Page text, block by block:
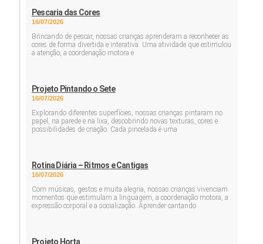
Pescaria das Cores
16/07/2026
Brincando de pescar, nossas crianças aprenderam a reconhecer as
cores de forma divertida e interativa. Uma atividade que estimulou
a atenção, a coordenação motora e
Projeto Pintando o Sete
16/07/2026
Explorando diferentes superfícies, nossas crianças pintaram no
papel, na parede e na lixa, descobrindo novas texturas, cores e
possibilidades de criação. Cada pincelada é uma
Rotina Diária – Ritmos e Cantigas
16/07/2026
Com músicas, gestos e muita alegria, nossas crianças vivenciam
momentos que estimulam a linguagem, a coordenação motora, a
expressão corporal e a socialização. Aprender cantando
Projeto Horta